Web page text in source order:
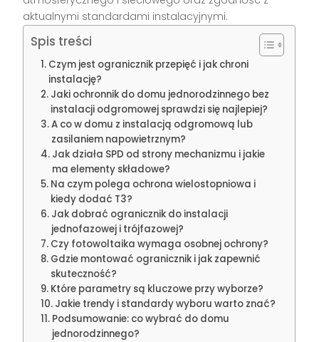
aktualnymi standardami instalacyjnymi.
Spis treści
Czym jest ogranicznik przepięć i jak chroni
instalację?
Jaki ochronnik do domu jednorodzinnego bez
instalacji odgromowej sprawdzi się najlepiej?
A co w domu z instalacją odgromową lub
zasilaniem napowietrznym?
Jak działa SPD od strony mechanizmu i jakie
ma elementy składowe?
Na czym polega ochrona wielostopniowa i
kiedy dodać T3?
Jak dobrać ogranicznik do instalacji
jednofazowej i trójfazowej?
Czy fotowoltaika wymaga osobnej ochrony?
Gdzie montować ogranicznik i jak zapewnić
skuteczność?
Które parametry są kluczowe przy wyborze?
Jakie trendy i standardy wyboru warto znać?
Podsumowanie: co wybrać do domu
jednorodzinnego?